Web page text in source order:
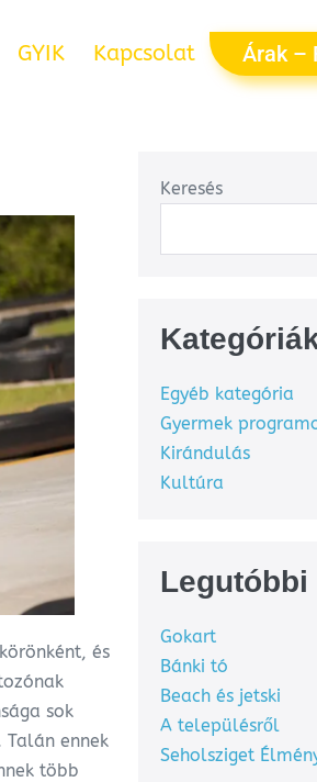
GYIK Kapcsolat Árak –
és
sok
ennek
több
Keresés
Egyéb kategória
Gyermek
Kirándulás
Kultúra
Legutóbbi
Gokart
Bánki tó
Beach és jetski
A településről
Seholsziget